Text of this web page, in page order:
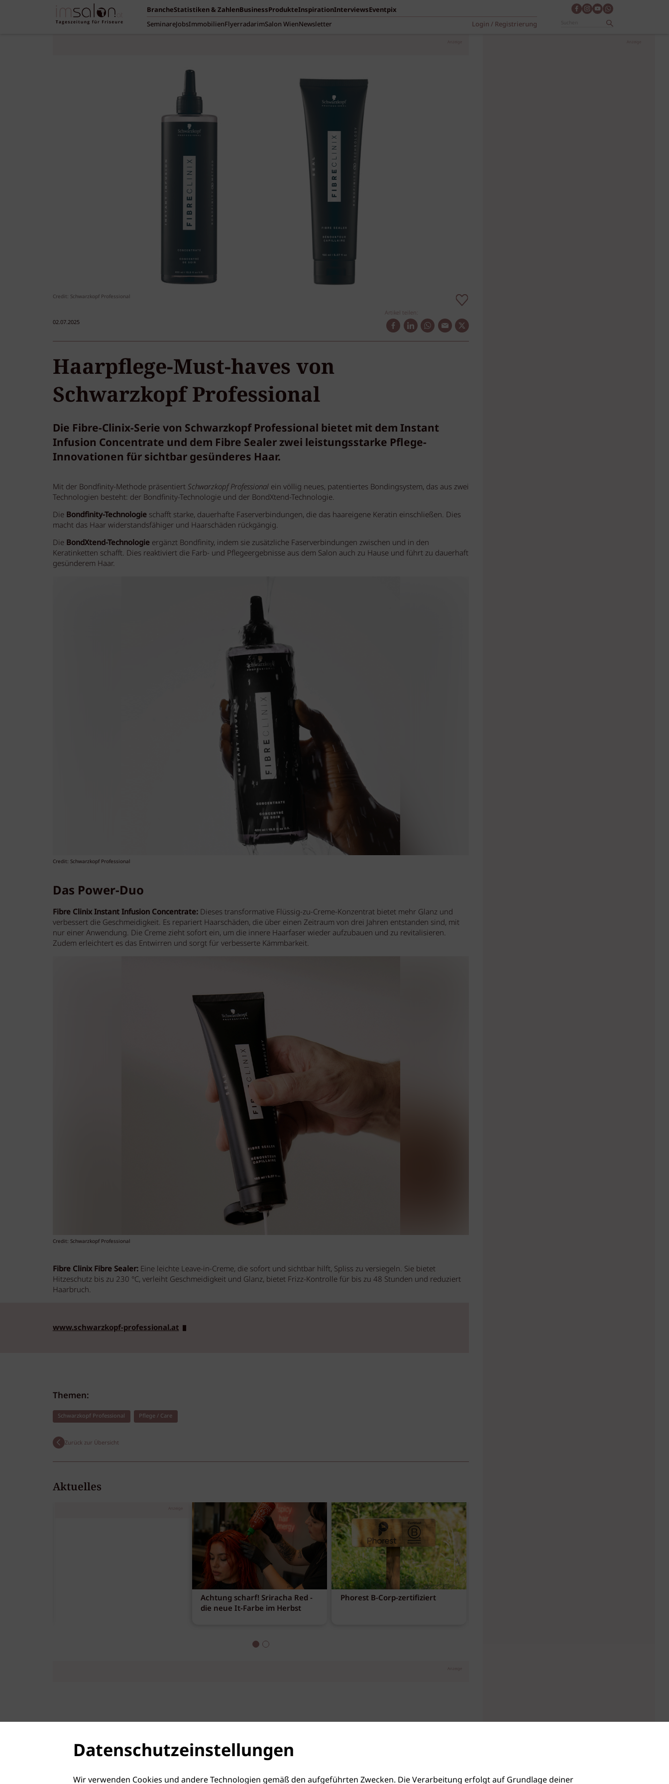
BrancheStatistiken & ZahlenBusinessProdukteInspirationInterviewsEventpix
SeminareJobsImmobilienFlyerradarimSalon WienNewsletter Login / Registrierung
Anzeige
Credit: Schwarzkopf Professional
02.07.2025
Artikel teilen:
Haarpflege-Must-haves von
Schwarzkopf Professional
Die Fibre-Clinix-Serie von Schwarzkopf Professional bietet mit dem Instant
Infusion Concentrate und dem Fibre Sealer zwei leistungsstarke Pflege-
Innovationen für sichtbar gesünderes Haar.
Mit der Bondfinity-Methode präsentiertSchwarzkopf Professionalein völlig neues, patentiertes Bondingsystem, das aus zwei
Technologien besteht: der Bondfinity-Technologie und der BondXtend-Technologie.
Die Bondfinity-Technologieschafft starke, dauerhafte Faserverbindungen, die das haareigene Keratin einschließen. Dies
macht das Haar widerstandsfähiger und Haarschäden rückgängig.
Die BondXtend-Technologieergänzt Bondfinity, indem sie zusätzliche Faserverbindungen zwischen und in den
Keratinketten schafft. Dies reaktiviert die Farb- und Pflegeergebnisse aus dem Salon auch zu Hause und führt zu dauerhaft
gesünderem Haar.
Credit: Schwarzkopf Professional
Das Power-Duo
Fibre Clinix Instant Infusion Concentrate: Dieses transformative Flüssig-zu-Creme-Konzentrat bietet mehr Glanz und
verbessert die Geschmeidigkeit. Es repariert Haarschäden, die über einen Zeitraum von drei Jahren entstanden sind, mit
nur einer Anwendung. Die Creme zieht sofort ein, um die innere Haarfaser wieder aufzubauen und zu revitalisieren.
Zudem erleichtert es das Entwirren und sorgt für verbesserte Kämmbarkeit.
Credit: Schwarzkopf Professional
Fibre Clinix Fibre Sealer: Eine leichte Leave-in-Creme, die sofort und sichtbar hilft, Spliss zu versiegeln. Sie bietet
Hitzeschutz bis zu 230 °C, verleiht Geschmeidigkeit und Glanz, bietet Frizz-Kontrolle für bis zu 48 Stunden und reduziert
Haarbruch.
www.schwarzkopf-professional.at
Themen:
Schwarzkopf Professional Pflege / Care
Zurück zur Übersicht
Aktuelles
Anzeige
Achtung scharf! Sriracha Red -
die neue It-Farbe im Herbst
Phorest B-Corp-zertifiziert
Anzeige
Anzeige
Datenschutzeinstellungen
Wir verwenden Cookies und andere Technologien gemäß den aufgeführten Zwecken. Die Verarbeitung erfolgt auf Grundlage deiner